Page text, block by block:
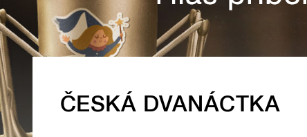
ČESKÁ DVANÁCTKA